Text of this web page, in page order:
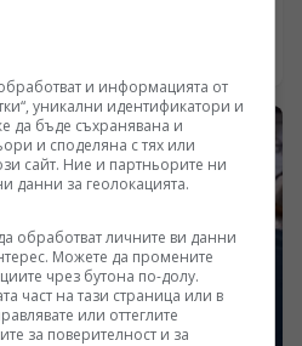
турбина „Хаййоу Анлан“
мрежа на
Тя ще захранва
зелена устойчива енергия.
и информацията от
уникални идентификатори и
да бъде съхранявана и
и споделяна с тях или
сайт. Ние и партньорите ни
данни за геолокацията.
обработват личните ви данни
Можете да промените
чрез бутона по-долу.
част на тази страница или в
или оттеглите
за поверителност и за